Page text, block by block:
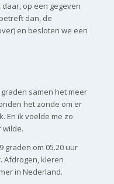
op een gegeven
dan, de
en besloten we een
samen het meer
het zonde om er
En ik voelde me zo
wilde.
graden om 05.20 uur
Afdrogen, kleren
in Nederland.